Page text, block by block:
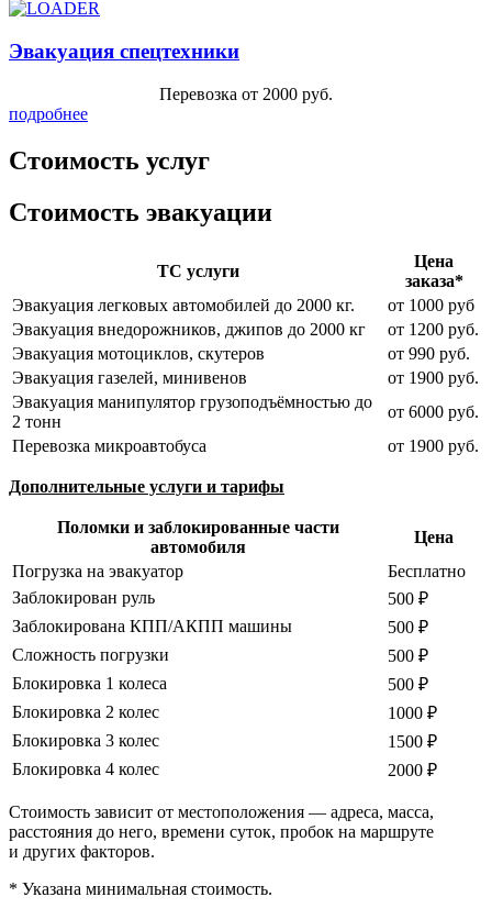
Эвакуация спецтехники
Перевозка от 2000 руб.
подробнее
Стоимость услуг
Стоимость эвакуации
ТС услуги
Цена
заказа*
Эвакуация легковых автомобилей до 2000 кг.
от 1000 руб
Эвакуация внедорожников, джипов до 2000 кг
от 1200 руб.
Эвакуация мотоциклов, скутеров
от 990 руб.
Эвакуация газелей, минивенов
от 1900 руб.
Эвакуация манипулятор грузоподъёмностью до
2 тонн
от 6000 руб.
Перевозка микроавтобуса
от 1900 руб.
Дополнительные услуги и тарифы
Поломки и заблокированные части
автомобиля
Цена
Погрузка на эвакуатор
Бесплатно
Заблокирован руль
500 ₽
Заблокирована КПП/АКПП машины
500 ₽
Сложность погрузки
500 ₽
Блокировка 1 колеса
500 ₽
Блокировка 2 колес
1000 ₽
Блокировка 3 колес
1500 ₽
Блокировка 4 колес
2000 ₽
Стоимость зависит от местоположения — адреса, масса,
расстояния до него, времени суток, пробок на маршруте
и других факторов.
* Указана минимальная стоимость.